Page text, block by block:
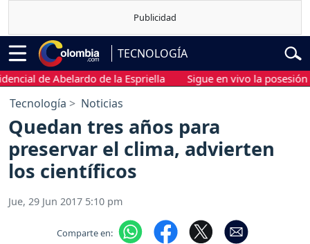
TECNOLOGÍA
de Abelardo de la Espriella Sigue en vivo la posesión
Tecnología Noticias
Quedan tres años para
preservar el clima, advierten
los científicos
Jue, 29 Jun 2017 5:10 pm
Comparte en: